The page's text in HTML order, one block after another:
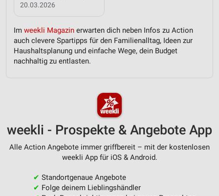
20.03.2026
Im weekli Magazin erwarten dich neben Infos zu Action
auch clevere Spartipps für den Familienalltag, Ideen zur
Haushaltsplanung und einfache Wege, dein Budget
nachhaltig zu entlasten.
weekli - Prospekte & Angebote App
Alle Action Angebote immer griffbereit – mit der kostenlosen
weekli App für iOS & Android.
✔ Standortgenaue Angebote
✔ Folge deinem Lieblingshändler